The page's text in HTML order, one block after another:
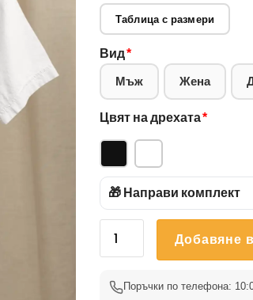
Таблица с размери
Вид*
Мъж Жена
Цвят на дрехата*
🎁 Направи комплект
количество
Бордър
Добавяне
Поръчки по телефона: